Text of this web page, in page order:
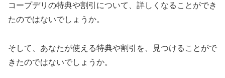
コープデリの特典や割引について、詳しくなることができ
たのではないでしょうか。
そして、あなたが使える特典や割引を、見つけることがで
きたのではないでしょうか。